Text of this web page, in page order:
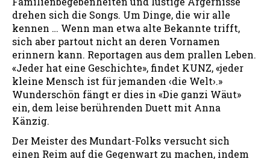
drehen sich die Songs. Um Dinge, die wir alle
kennen … Wenn man etwa alte Bekannte trifft,
sich aber partout nicht an deren Vornamen
erinnern kann. Reportagen aus dem prallen Leben.
«Jeder hat eine Geschichte», findet KUNZ, «jeder
kleine Mensch ist für jemanden ‹die Welt›.»
Wunderschön fängt er dies in «Die ganzi Wäut»
ein, dem leise berührenden Duett mit Anna
Känzig.
Der Meister des Mundart-Folks versucht sich
einen Reim auf die Gegenwart zu machen, indem